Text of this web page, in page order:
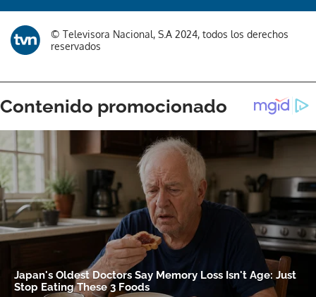
© Televisora Nacional, S.A 2024, todos los derechos
reservados